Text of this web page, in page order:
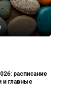
расписание
и главные